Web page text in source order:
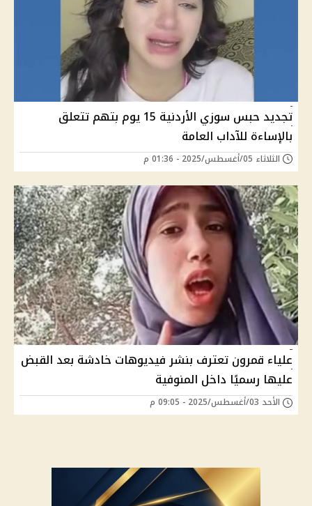
تجديد حبس سوزي الأردنية 15 يوم بتهم تتعلق
بالإساءة للآداب العامة
الثلاثاء 05/أغسطس/2025 - 01:36 م
علياء قمرون تعترف بنشر فيديوهات خادشة بعد القبض
عليها رسميًا داخل المنوفية
الأحد 03/أغسطس/2025 - 09:05 م